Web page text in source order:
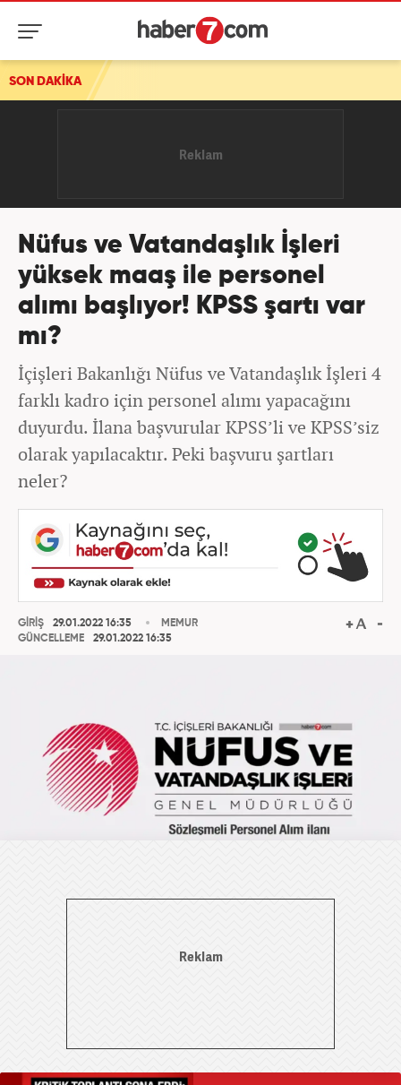
SON DAKİKA
Nüfus ve Vatandaşlık İşleri
yüksek maaş ile personel
alımı başlıyor! KPSS şartı var
mı?
İçişleri Bakanlığı Nüfus ve Vatandaşlık İşleri 4
farklı kadro için personel alımı yapacağını
duyurdu. İlana başvurular KPSS’li ve KPSS’siz
olarak yapılacaktır. Peki başvuru şartları
neler?
GİRİŞ
29.01.2022 16:35
GÜNCELLEME
29.01.2022 16:35
MEMUR